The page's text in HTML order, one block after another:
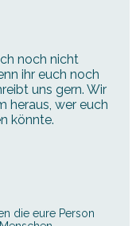
noch nicht
ihr euch noch
uns gern. Wir
heraus, wer euch
könnte.
die eure Person